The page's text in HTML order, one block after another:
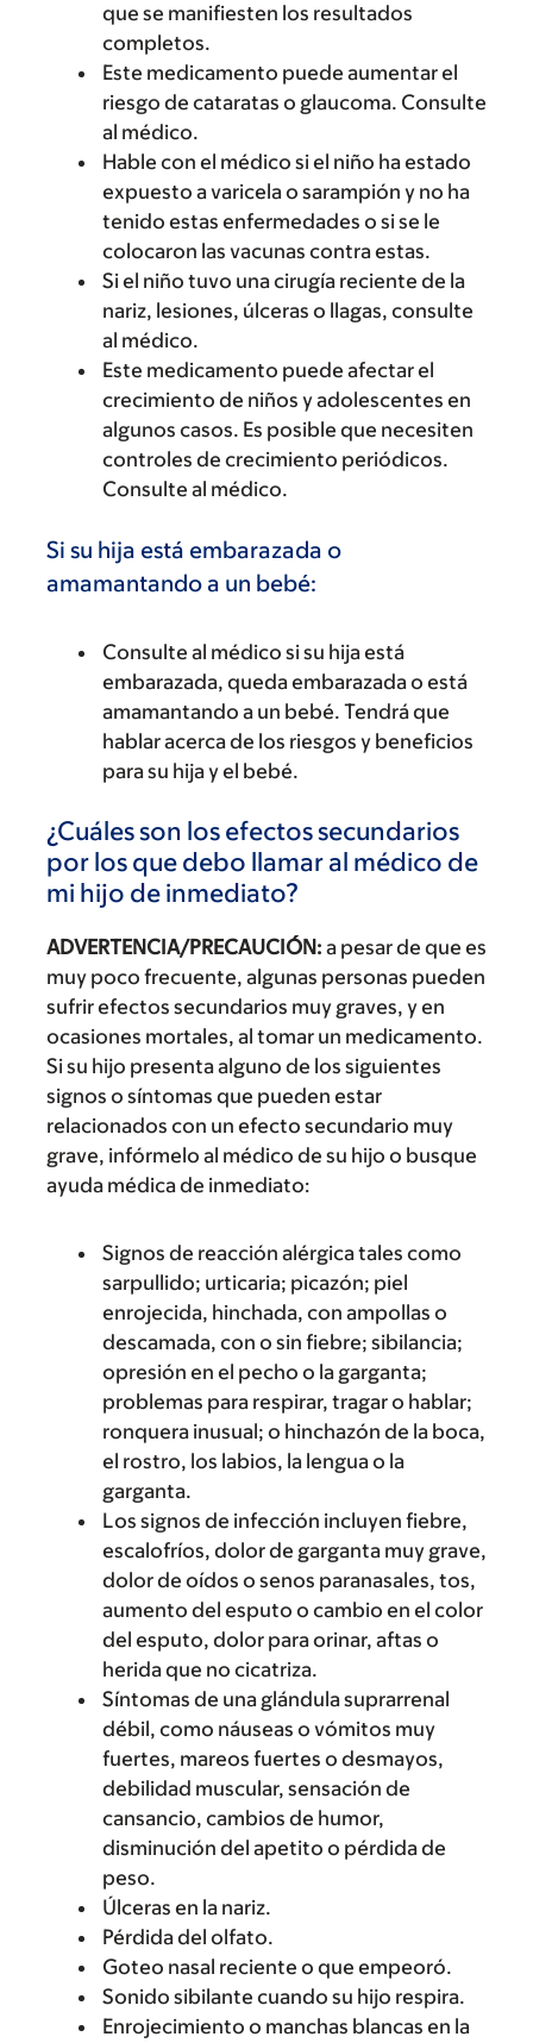
que se manifiesten los resultados
completos.
Este medicamento puede aumentar el
riesgo de cataratas o glaucoma. Consulte
al médico.
Hable con el médico si el niño ha estado
expuesto a varicela o sarampión y no ha
tenido estas enfermedades o si se le
colocaron las vacunas contra estas.
Si el niño tuvo una cirugía reciente de la
nariz, lesiones, úlceras o llagas, consulte
al médico.
Este medicamento puede afectar el
crecimiento de niños y adolescentes en
algunos casos. Es posible que necesiten
controles de crecimiento periódicos.
Consulte al médico.
Si su hija está embarazada o
amamantando a un bebé:
Consulte al médico si su hija está
embarazada, queda embarazada o está
amamantando a un bebé. Tendrá que
hablar acerca de los riesgos y beneficios
para su hija y el bebé.
¿Cuáles son los efectos secundarios
por los que debo llamar al médico de
mi hijo de inmediato?
ADVERTENCIA/PRECAUCIÓN: a pesar de que es
muy poco frecuente, algunas personas pueden
sufrir efectos secundarios muy graves, y en
ocasiones mortales, al tomar un medicamento.
Si su hijo presenta alguno de los siguientes
signos o síntomas que pueden estar
relacionados con un efecto secundario muy
grave, infórmelo al médico de su hijo o busque
ayuda médica de inmediato:
Signos de reacción alérgica tales como
sarpullido; urticaria; picazón; piel
enrojecida, hinchada, con ampollas o
descamada, con o sin fiebre; sibilancia;
opresión en el pecho o la garganta;
problemas para respirar, tragar o hablar;
ronquera inusual; o hinchazón de la boca,
el rostro, los labios, la lengua o la
garganta.
Los signos de infección incluyen fiebre,
escalofríos, dolor de garganta muy grave,
dolor de oídos o senos paranasales, tos,
aumento del esputo o cambio en el color
del esputo, dolor para orinar, aftas o
herida que no cicatriza.
Síntomas de una glándula suprarrenal
débil, como náuseas o vómitos muy
fuertes, mareos fuertes o desmayos,
debilidad muscular, sensación de
cansancio, cambios de humor,
disminución del apetito o pérdida de
peso.
Úlceras en la nariz.
Pérdida del olfato.
Goteo nasal reciente o que empeoró.
Sonido sibilante cuando su hijo respira.
Enrojecimiento o manchas blancas en la